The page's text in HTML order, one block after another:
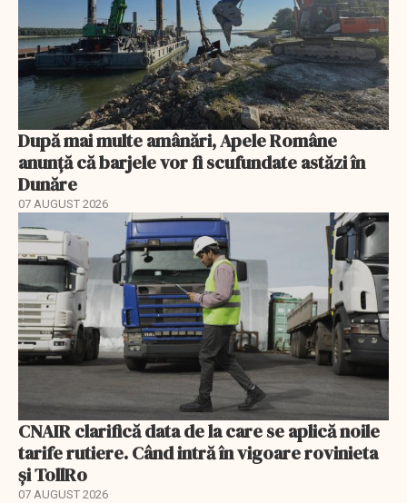
După mai multe amânări, Apele Române
anunță că barjele vor fi scufundate astăzi în
Dunăre
07 AUGUST 2026
CNAIR clarifică data de la care se aplică noile
tarife rutiere. Când intră în vigoare rovinieta
și TollRo
07 AUGUST 2026